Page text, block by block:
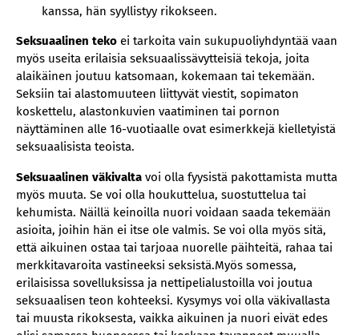
kanssa, hän syyllistyy rikokseen.
Seksuaalinen teko ei tarkoita vain sukupuoliyhdyntää vaan
myös useita erilaisia seksuaalissävytteisiä tekoja, joita
alaikäinen joutuu katsomaan, kokemaan tai tekemään.
Seksiin tai alastomuuteen liittyvät viestit, sopimaton
koskettelu, alastonkuvien vaatiminen tai pornon
näyttäminen alle 16-vuotiaalle ovat esimerkkejä kielletyistä
seksuaalisista teoista.
Seksuaalinen väkivalta voi olla fyysistä pakottamista mutta
myös muuta. Se voi olla houkuttelua, suostuttelua tai
kehumista. Näillä keinoilla nuori voidaan saada tekemään
asioita, joihin hän ei itse ole valmis. Se voi olla myös sitä,
että aikuinen ostaa tai tarjoaa nuorelle päihteitä, rahaa tai
merkkitavaroita vastineeksi seksistä.Myös somessa,
erilaisissa sovelluksissa ja nettipelialustoilla voi joutua
seksuaalisen teon kohteeksi. Kysymys voi olla väkivallasta
tai muusta rikoksesta, vaikka aikuinen ja nuori eivät edes